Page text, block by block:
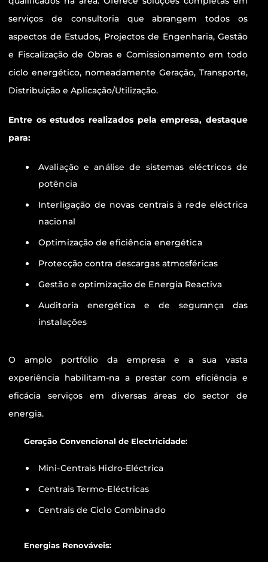
serviços de consultoria que abrangem todos os
aspectos de Estudos, Projectos de Engenharia, Gestão
e Fiscalização de Obras e Comissionamento em todo
ciclo energético, nomeadamente Geração, Transporte,
Distribuição e Aplicação/Utilização.
Entre os estudos realizados pela empresa, destaque
para:
Avaliação e análise de sistemas eléctricos de
potência
Interligação de novas centrais à rede eléctrica
nacional
Optimização de eficiência energética
Protecção contra descargas atmosféricas
Gestão e optimização de Energia Reactiva
Auditoria energética e de segurança das
instalações
O amplo portfólio da empresa e a sua vasta
experiência habilitam-na a prestar com eficiência e
eficácia serviços em diversas áreas do sector de
energia.
Geração Convencional de Electricidade:
Mini-Centrais Hidro-Eléctrica
Centrais Termo-Eléctricas
Centrais de Ciclo Combinado
Energias Renováveis: